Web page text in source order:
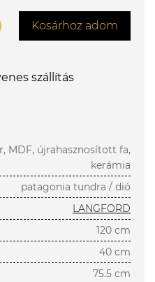
Kosárhoz adom
szállítás
MDF, újrahasznosított fa,
kerámia
patagonia tundra / dió
LANGFORD
120 cm
40 cm
75.5 cm